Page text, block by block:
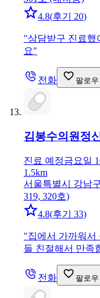
4.8(후기 20)
"상담받구 진료했
요"
전화 팔로우
김봉수의원 정
진료 예정금요일
1.5km
서울특별시 강남
319, 320호)
4.8(후기 33)
"집에서 가까워서
들 친절해서 만족
전화 팔로우